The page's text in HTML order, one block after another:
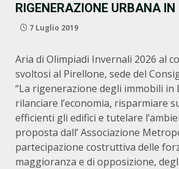
RIGENERAZIONE URBANA
7 Luglio 2019
Aria di Olimpiadi Invernali 2026 al
svoltosi al Pirellone, sede del
“La rigenerazione degli immobili in
rilanciare l’economia, risparmiare
efficienti gli edifici e tutelare
proposta dall’ Associazione
partecipazione costruttiva delle
maggioranza e di opposizione,